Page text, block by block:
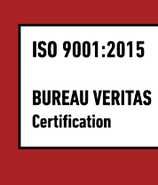
de dichas
disposición de las
prestadores de
En caso de fuerza
y Turismo o las
reservan el derecho
el o los itinerarios,
hoteles, transporte y
los servicios